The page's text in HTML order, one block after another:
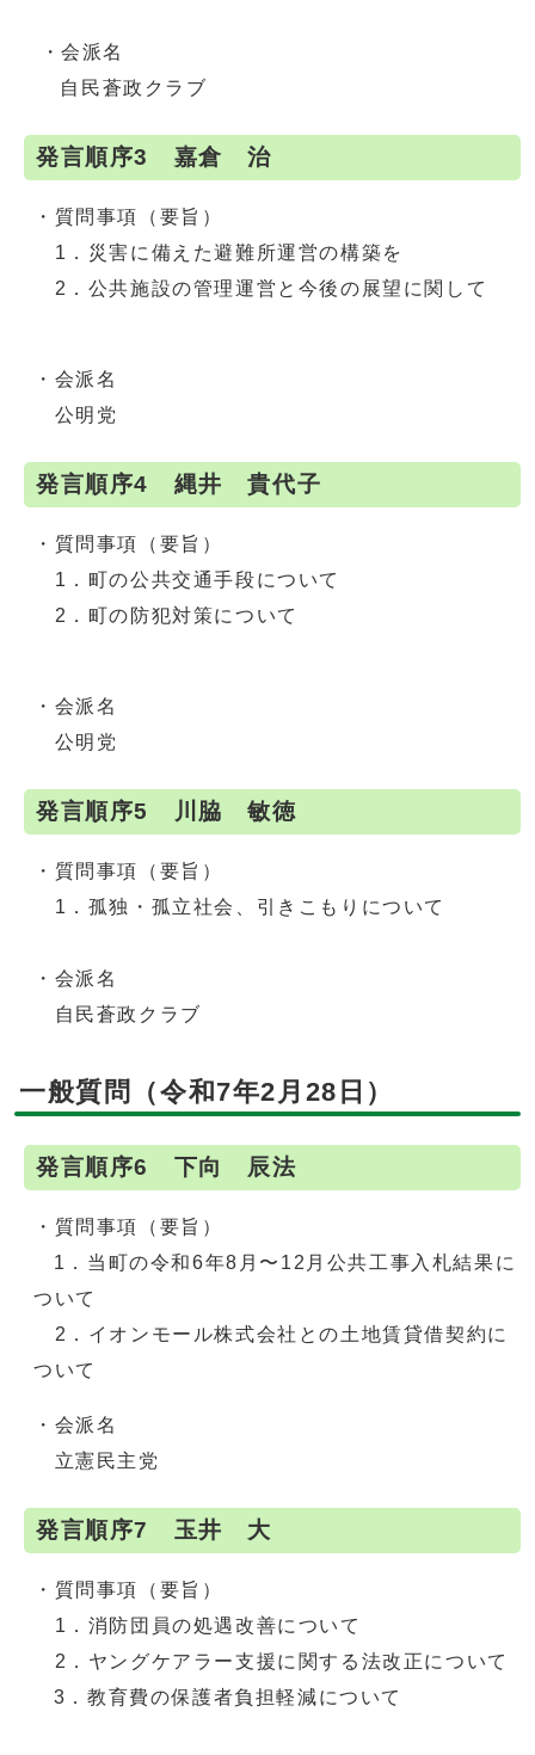
・会派名
自民蒼政クラブ
発言順序3 嘉倉 治
・質問事項（要旨）
1．災害に備えた避難所運営の構築を
2．公共施設の管理運営と今後の展望に関して
・会派名
公明党
発言順序4 縄井 貴代子
・質問事項（要旨）
1．町の公共交通手段について
2．町の防犯対策について
・会派名
公明党
発言順序5 川脇 敏徳
・質問事項（要旨）
1．孤独・孤立社会、引きこもりについて
・会派名
自民蒼政クラブ
一般質問（令和7年2月28日）
発言順序6 下向 辰法
・質問事項（要旨）
1．当町の令和6年8月〜12月公共工事入札結果に
ついて
2．イオンモール株式会社との土地賃貸借契約に
ついて
・会派名
立憲民主党
発言順序7 玉井 大
・質問事項（要旨）
1．消防団員の処遇改善について
2．ヤングケアラー支援に関する法改正について
3．教育費の保護者負担軽減について